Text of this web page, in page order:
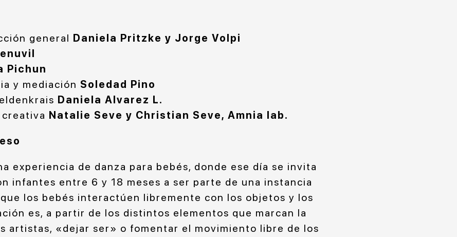
general Daniela Pritzke y Jorge Volpi
Pichun
y mediación Soledad Pino
Daniela Alvarez L.
Natalie Seve y Christian Seve, Amnia lab.
experiencia de danza para bebés, donde ese día se invita
infantes entre 6 y 18 meses a ser parte de una instancia
los bebés interactúen libremente con los objetos y los
es, a partir de los distintos elementos que marcan la
artistas, «dejar ser» o fomentar el movimiento libre de los